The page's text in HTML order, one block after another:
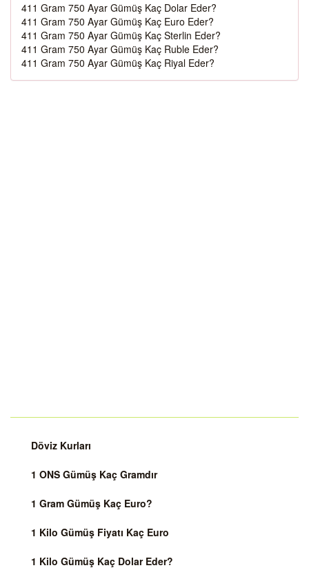
411 Gram 750 Ayar Gümüş Kaç Dolar Eder?
411 Gram 750 Ayar Gümüş Kaç Euro Eder?
411 Gram 750 Ayar Gümüş Kaç Sterlin Eder?
411 Gram 750 Ayar Gümüş Kaç Ruble Eder?
411 Gram 750 Ayar Gümüş Kaç Riyal Eder?
Döviz Kurları
1 ONS Gümüş Kaç Gramdır
1 Gram Gümüş Kaç Euro?
1 Kilo Gümüş Fiyatı Kaç Euro
1 Kilo Gümüş Kaç Dolar Eder?